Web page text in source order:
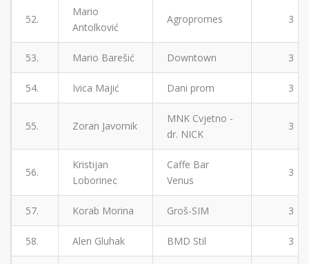
52.
Mario
Antolković
Agropromes 3
53. Mario Barešić Downtown 3
54. Ivica Majić Dani prom 3
55. Zoran Javornik
MNK Cvjetno -
dr. NICK
3
56.
Kristijan
Loborinec
Caffe Bar
Venus
3
57. Korab Morina Groš-SIM 3
58. Alen Gluhak BMD Stil 3